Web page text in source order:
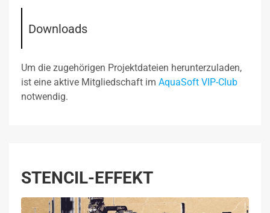
Downloads
Um die zugehörigen Projektdateien herunterzuladen,
ist eine aktive Mitgliedschaft im AquaSoft VIP-Club
notwendig.
STENCIL-EFFEKT